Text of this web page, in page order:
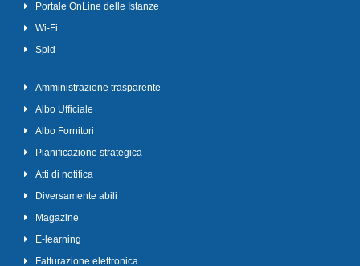
Portale OnLine delle Istanze
Wi-Fi
Spid
Amministrazione trasparente
Albo Ufficiale
Albo Fornitori
Pianificazione strategica
Atti di notifica
Diversamente abili
Magazine
E-learning
Fatturazione elettronica